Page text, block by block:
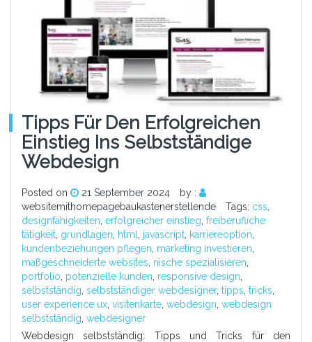
Tipps Für Den Erfolgreichen
Einstieg Ins Selbstständige
Webdesign
Posted on 21 September 2024
by :
websitemithomepagebaukastenerstellende
Tags: css
designfähigkeiten erfolgreicher einstieg freiberufliche
tätigkeit grundlagen html javascript karriereoption
kundenbeziehungen pflegen marketing investieren
maßgeschneiderte websites nische spezialisieren
portfolio potenzielle kunden responsive design
selbstständig selbstständiger webdesigner, tipps tricks
user experience ux visitenkarte webdesign webdesign
selbstständig webdesigner
Webdesign selbstständig: Tipps und Tricks für den